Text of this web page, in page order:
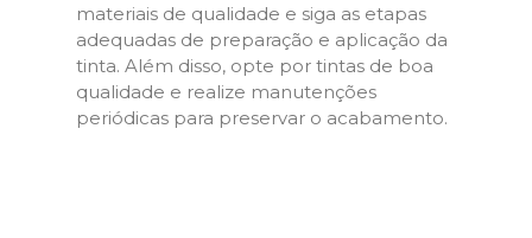
materiais de qualidade e siga as etapas
adequadas de preparação e aplicação da
tinta. Além disso, opte por tintas de boa
qualidade e realize manutenções
periódicas para preservar o acabamento.